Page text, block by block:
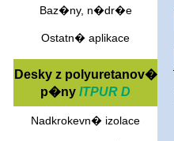
Baz�ny, n�dr�e
Ostatn� aplikace
Desky z polyuretanov�
p�ny ITPUR D
Nadkrokevn� izolace